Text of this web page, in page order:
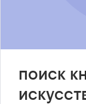
поиск